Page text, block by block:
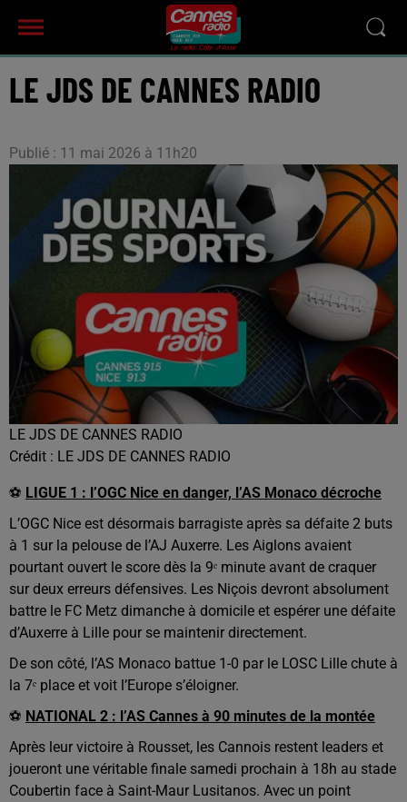
LE JDS DE CANNES RADIO
Publié : 11 mai 2026 à 11h20
LE JDS DE CANNES RADIO
Crédit : LE JDS DE CANNES RADIO
⚽ LIGUE 1 : l’OGC Nice en danger, l’AS Monaco décroche
L’OGC Nice est désormais barragiste après sa défaite 2 buts
à 1 sur la pelouse de l’AJ Auxerre. Les Aiglons avaient
pourtant ouvert le score dès la 9ᵉ minute avant de craquer
sur deux erreurs défensives. Les Niçois devront absolument
battre le FC Metz dimanche à domicile et espérer une défaite
d’Auxerre à Lille pour se maintenir directement.
De son côté, l’AS Monaco battue 1-0 par le LOSC Lille chute à
la 7ᵉ place et voit l’Europe s’éloigner.
⚽ NATIONAL 2 : l’AS Cannes à 90 minutes de la montée
Après leur victoire à Rousset, les Cannois restent leaders et
joueront une véritable finale samedi prochain à 18h au stade
Coubertin face à Saint-Maur Lusitanos. Avec un point